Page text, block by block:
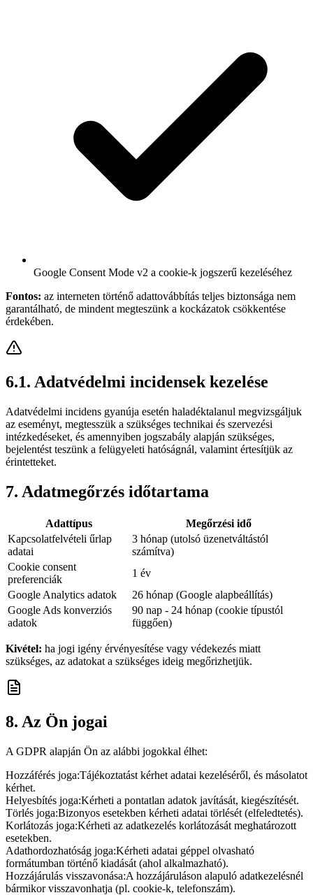
Google Consent Mode v2 a cookie-k jogszerű kezeléséhez
Fontos: az interneten történő adattovábbítás teljes biztonsága nem
garantálható, de mindent megteszünk a kockázatok csökkentése
érdekében.
6.1. Adatvédelmi incidensek kezelése
Adatvédelmi incidens gyanúja esetén haladéktalanul megvizsgáljuk
az eseményt, megtesszük a szükséges technikai és szervezési
intézkedéseket, és amennyiben jogszabály alapján szükséges,
bejelentést teszünk a felügyeleti hatóságnál, valamint értesítjük az
érintetteket.
7. Adatmegőrzés időtartama
Adattípus
Megőrzési idő
Kapcsolatfelvételi űrlap
adatai
3 hónap (utolsó üzenetváltástól
számítva)
Cookie consent
preferenciák
1 év
Google Analytics adatok
26 hónap (Google alapbeállítás)
Google Ads konverziós
adatok
90 nap - 24 hónap (cookie típustól
függően)
Kivétel: ha jogi igény érvényesítése vagy védekezés miatt
szükséges, az adatokat a szükséges ideig megőrizhetjük.
8. Az Ön jogai
A GDPR alapján Ön az alábbi jogokkal élhet:
Hozzáférés joga:Tájékoztatást kérhet adatai kezeléséről, és másolatot
kérhet.
Helyesbítés joga:Kérheti a pontatlan adatok javítását, kiegészítését.
Törlés joga:Bizonyos esetekben kérheti adatai törlését (elfeledtetés).
Korlátozás joga:Kérheti az adatkezelés korlátozását meghatározott
esetekben.
Adathordozhatóság joga:Kérheti adatai géppel olvasható
formátumban történő kiadását (ahol alkalmazható).
Hozzájárulás visszavonása:A hozzájáruláson alapuló adatkezelésnél
bármikor visszavonhatja (pl. cookie-k, telefonszám).